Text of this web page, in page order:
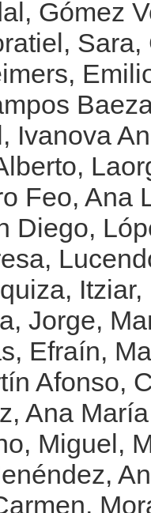
, Gómez
Sara,
, Ivanova
,
Feo, Ana
Diego,
,
Itziar,
Jorge,
Efraín,
Afonso,
Ana María
Miguel,
,